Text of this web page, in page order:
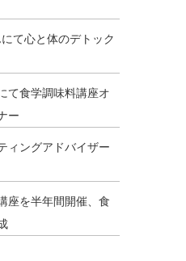
て心と体のデトック
て食学調味料講座オ
ー
ィングアドバイザー
座を半年間開催、食